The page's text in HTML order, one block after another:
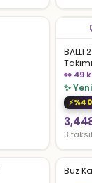
BALLI
Takımı
👀 49
✨
%40
fiyat:
Şu
fiyat:
3 taksit
Buz